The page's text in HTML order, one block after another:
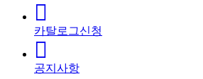
카탈로그신청
공지사항